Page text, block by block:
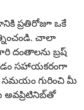
ప్రతిరోజూ ఒకే
చాలా
దంతాలను బ్రష్
సహాయకరంగా
సమయం గురించి మీ
అవప్రిటినిబ్‌తో